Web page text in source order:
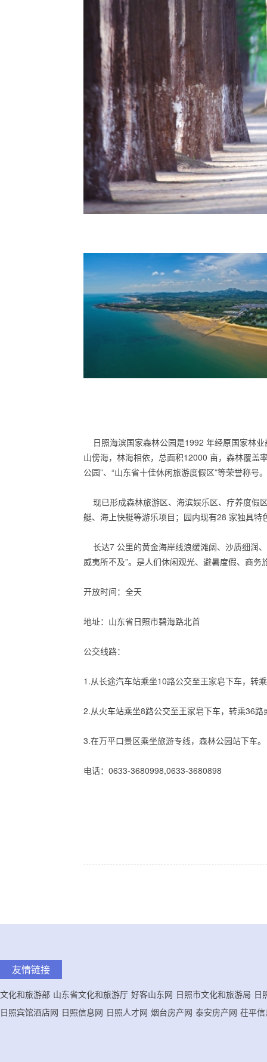
日照海滨国家森林公园是1992 年经原国家林
山傍海，林海相依，总面积12000 亩，森林覆盖
公园”、“山东省十佳休闲旅游度假区”等荣誉称号。
现已形成森林旅游区、海滨娱乐区、疗养度假
艇、海上快艇等游乐项目；园内现有28 家独具
长达7 公里的黄金海岸线浪缓滩阔、沙质细润
威夷所不及”。是人们休闲观光、避暑度假、商
开放时间：全天
地址：山东省日照市碧海路北首
公交线路：
1.从长途汽车站乘坐10路公交至王家皂下车，转
2.从火车站乘坐8路公交至王家皂下车，转乘36
3.在万平口景区乘坐旅游专线，森林公园站下车。
电话：0633-3680998,0633-3680898
友情链接
文化和旅游部 山东省文化和旅游厅 好客山东网 日照市文化和旅游局 日
日照宾馆酒店网 日照信息网 日照人才网 烟台房产网 泰安房产网 茌平